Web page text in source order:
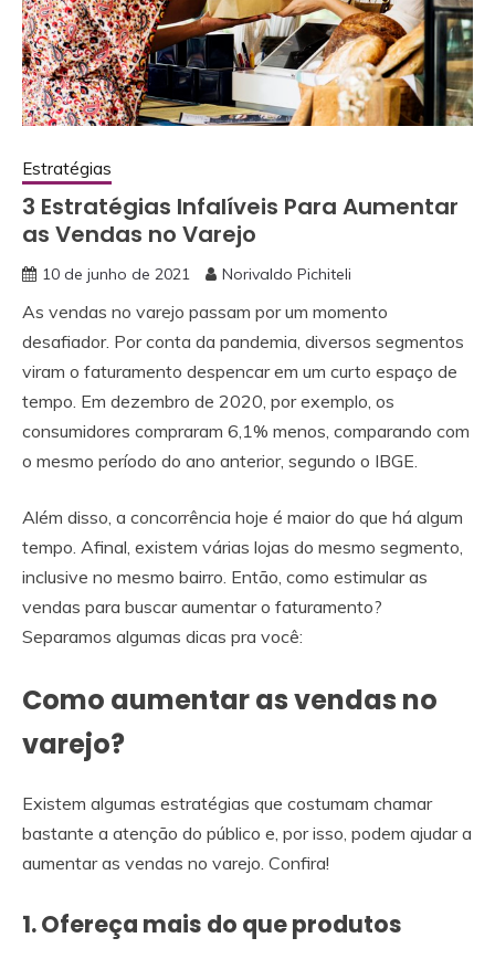
Estratégias
3 Estratégias Infalíveis Para Aumentar
as Vendas no Varejo
10 de junho de 2021 Norivaldo Pichiteli
As vendas no varejo passam por um momento
desafiador. Por conta da pandemia, diversos segmentos
viram o faturamento despencar em um curto espaço de
tempo. Em dezembro de 2020, por exemplo, os
consumidores compraram 6,1% menos, comparando com
o mesmo período do ano anterior, segundo o IBGE.
Além disso, a concorrência hoje é maior do que há algum
tempo. Afinal, existem várias lojas do mesmo segmento,
inclusive no mesmo bairro. Então, como estimular as
vendas para buscar aumentar o faturamento?
Separamos algumas dicas pra você:
Como aumentar as vendas no
varejo?
Existem algumas estratégias que costumam chamar
bastante a atenção do público e, por isso, podem ajudar a
aumentar as vendas no varejo. Confira!
1. Ofereça mais do que produtos